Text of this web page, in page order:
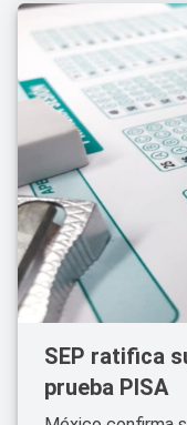
SEP ratifica
prueba PISA